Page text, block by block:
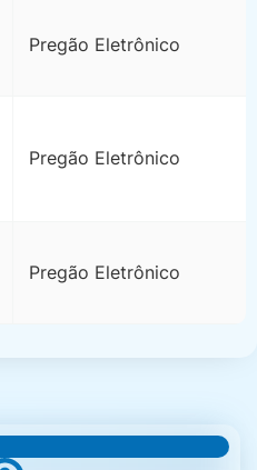
Pregão Eletrônico
Pregão Eletrônico
Pregão Eletrônico